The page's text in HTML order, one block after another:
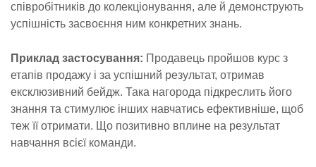
співробітників до колекціонування, але й демонструють
успішність засвоєння ним конкретних знань.
Приклад застосування: Продавець пройшов курс з
етапів продажу і за успішний результат, отримав
ексклюзивний бейдж. Така нагорода підкреслить його
знання та стимулює інших навчатись ефективніше, щоб
теж її отримати. Що позитивно вплине на результат
навчання всієї команди.